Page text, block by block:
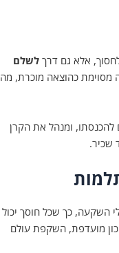
גם דרךלשלם
כהוצאה מוכרת, מה
ומנהל את הקרן
כך שכל חוסך יכול
השקפת עולם